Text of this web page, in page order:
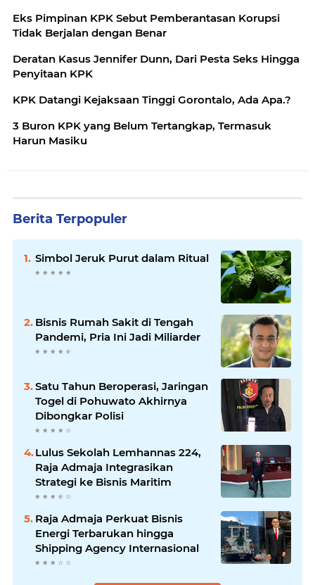
Eks Pimpinan KPK Sebut Pemberantasan Korupsi
Tidak Berjalan dengan Benar
Deratan Kasus Jennifer Dunn, Dari Pesta Seks Hingga
Penyitaan KPK
KPK Datangi Kejaksaan Tinggi Gorontalo, Ada Apa.?
3 Buron KPK yang Belum Tertangkap, Termasuk
Harun Masiku
Berita Terpopuler
Simbol Jeruk Purut dalam Ritual
Bisnis Rumah Sakit di Tengah
Pandemi, Pria Ini Jadi Miliarder
Satu Tahun Beroperasi, Jaringan
Togel di Pohuwato Akhirnya
Dibongkar Polisi
Lulus Sekolah Lemhannas 224,
Raja Admaja Integrasikan
Strategi ke Bisnis Maritim
Raja Admaja Perkuat Bisnis
Energi Terbarukan hingga
Shipping Agency Internasional